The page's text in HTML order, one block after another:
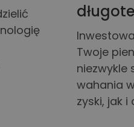
Twoje
niezwykle
wahania
zyski, jak